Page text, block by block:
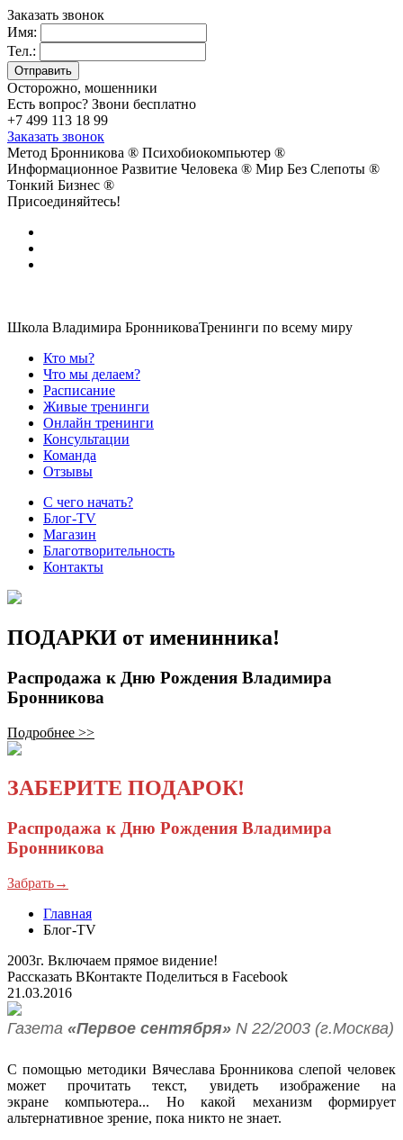
Заказать звонок
Имя:
Тел.:
Осторожно, мошенники
Есть вопрос? Звони бесплатно
+7 499 113 18 99
Заказать звонок
Метод Бронникова ® Психобиокомпьютер ®
Информационное Развитие Человека ® Мир Без Слепоты ®
Тонкий Бизнес ®
Присоединяйтесь!
Школа Владимира БронниковаТренинги по всему миру
Кто мы?
Что мы делаем?
Расписание
Живые тренинги
Онлайн тренинги
Консультации
Команда
Отзывы
С чего начать?
Блог-TV
Магазин
Благотворительность
Контакты
ПОДАРКИ от именинника!
Распродажа к Дню Рождения Владимира
Бронникова
Подробнее >>
ЗАБЕРИТЕ ПОДАРОК!
Распродажа к Дню Рождения Владимира
Бронникова
Забрать→
Главная
Блог-TV
2003г. Включаем прямое видение!
Рассказать ВКонтакте Поделиться в Facebook
21.03.2016
Газета «Первое сентября» N 22/2003 (г.Москва)
С помощью методики Вячеслава Бронникова слепой человек
может прочитать текст, увидеть изображение на
экранекомпьютера... Но какой механизм формирует
альтернативное зрение, пока никто не знает.